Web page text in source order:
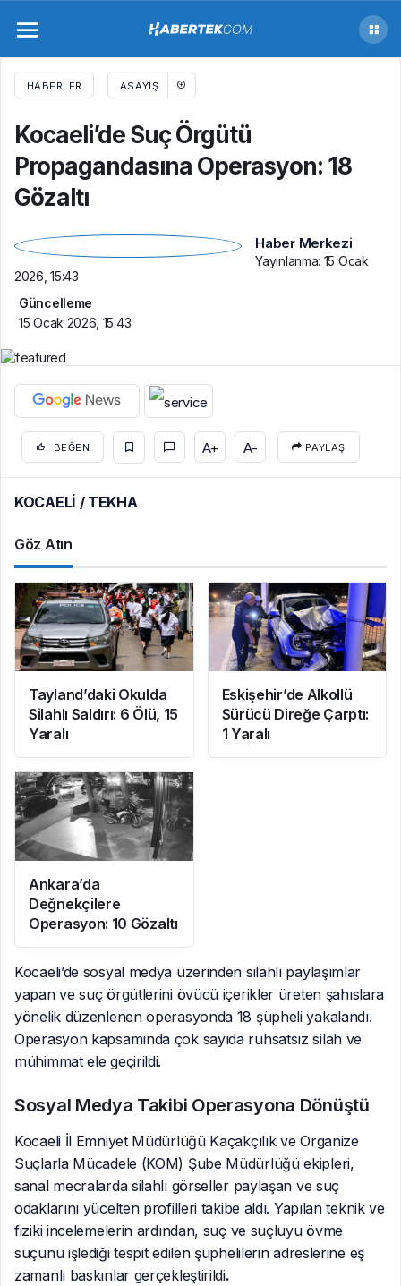
HABERLER ASAYIŞ
Kocaeli’de Suç Örgütü
Propagandasına Operasyon: 18
Gözaltı
Haber Merkezi
Yayınlanma: 15 Ocak
2026, 15:43
Güncelleme
15 Ocak 2026, 15:43
BEĞEN A+ A- PAYLAŞ
KOCAELİ / TEKHA
Göz Atın
Tayland’daki Okulda
Silahlı Saldırı: 6 Ölü, 15
Yaralı
Eskişehir’de Alkollü
Sürücü Direğe Çarptı:
1 Yaralı
Ankara’da
Değnekçilere
Operasyon: 10 Gözaltı
Kocaeli’de sosyal medya üzerinden silahlı paylaşımlar
yapan ve suç örgütlerini övücü içerikler üreten şahıslara
yönelik düzenlenen operasyonda 18 şüpheli yakalandı.
Operasyon kapsamında çok sayıda ruhsatsız silah ve
mühimmat ele geçirildi.
Sosyal Medya Takibi Operasyona Dönüştü
Kocaeli İl Emniyet Müdürlüğü Kaçakçılık ve Organize
Suçlarla Mücadele (KOM) Şube Müdürlüğü ekipleri,
sanal mecralarda silahlı görseller paylaşan ve suç
odaklarını yücelten profilleri takibe aldı. Yapılan teknik ve
fiziki incelemelerin ardından, suç ve suçluyu övme
suçunu işlediği tespit edilen şüphelilerin adreslerine eş
zamanlı baskınlar gerçekleştirildi.
Kocaeli’de Suç Örgütü Propagandasına
Operasyon: 18 Gözaltı